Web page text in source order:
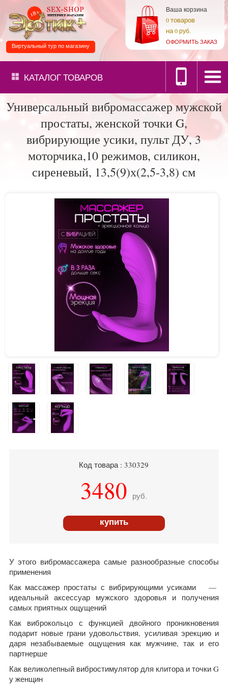
Ваша корзина
0товаров
на0 руб.
ОФОРМИТЬ ЗАКАЗ
Виртуальный тур по магазину
КАТАЛОГТОВАРОВ
Универсальный вибромассажер мужской
простаты, женской точки G,
вибрирующие усики, пульт ДУ, 3
моторчика,10 режимов, силикон,
сиреневый, 13,5(9)х(2,5-3,8) см
Код товара : 330329
3480 руб.
купить
У этого вибромассажера самые разнообразные способы
применения
Как массажер простаты с вибрирующими усиками —
идеальный аксессуар мужского здоровья и получения
самых приятных ощущений
Как виброкольцо с функцией двойного проникновения
подарит новые грани удовольствия, усиливая эрекцию и
даря незабываемые ощущения как мужчине, так и его
партнерше
Как великолепный вибростимулятор для клитора и точки G
у женщин